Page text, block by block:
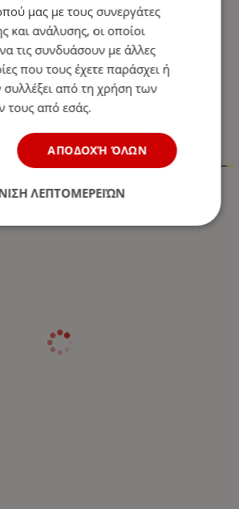
- 11 cm· ύψος - 13,5 cm
διπλής όψης
Χαρακτηριστικά
μας με τους συνεργάτες
και ανάλυσης, οι οποίοι
τις συνδυάσουν με άλλες
που τους έχετε παράσχει ή
από τη χρήση των
τους από εσάς.
ΑΠΟΔΟΧΉ ΌΛΩΝ
ΛΕΠΤΟΜΕΡΕΙΏΝ